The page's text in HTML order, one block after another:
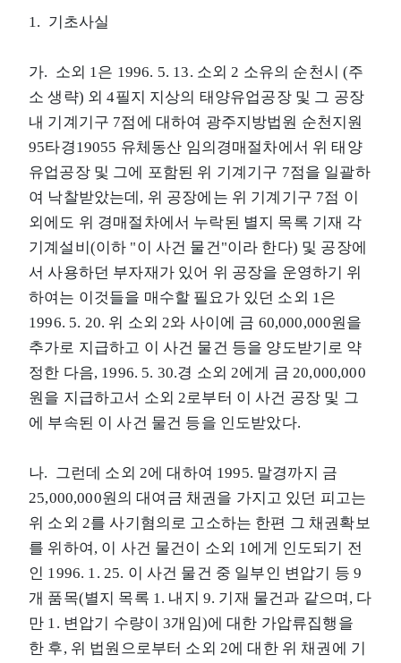
1. 기초사실
가. 소외 1은 1996. 5. 13. 소외 2 소유의 순천시 (주
소 생략) 외 4필지 지상의 태양유업공장 및 그 공장
내 기계기구 7점에 대하여 광주지방법원 순천지원
95타경19055 유체동산 임의경매절차에서 위 태양
유업공장 및 그에 포함된 위 기계기구 7점을 일괄하
여 낙찰받았는데, 위 공장에는 위 기계기구 7점 이
외에도 위 경매절차에서 누락된 별지 목록 기재 각
기계설비(이하 "이 사건 물건"이라 한다) 및 공장에
서 사용하던 부자재가 있어 위 공장을 운영하기 위
하여는 이것들을 매수할 필요가 있던 소외 1은
1996. 5. 20. 위 소외 2와 사이에 금 60,000,000원을
추가로 지급하고 이 사건 물건 등을 양도받기로 약
정한 다음, 1996. 5. 30.경 소외 2에게 금 20,000,000
원을 지급하고서 소외 2로부터 이 사건 공장 및 그
에 부속된 이 사건 물건 등을 인도받았다.
나. 그런데 소외 2에 대하여 1995. 말경까지 금
25,000,000원의 대여금 채권을 가지고 있던 피고는
위 소외 2를 사기혐의로 고소하는 한편 그 채권확보
를 위하여, 이 사건 물건이 소외 1에게 인도되기 전
인 1996. 1. 25. 이 사건 물건 중 일부인 변압기 등 9
개 품목(별지 목록 1. 내지 9. 기재 물건과 같으며, 다
만 1. 변압기 수량이 3개임)에 대한 가압류집행을
한 후, 위 법원으로부터 소외 2에 대한 위 채권에 기